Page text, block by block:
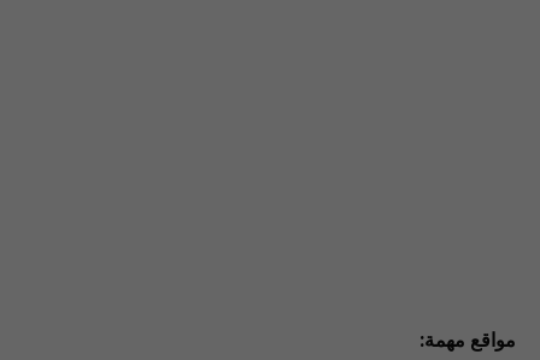
مواقع مهمة: